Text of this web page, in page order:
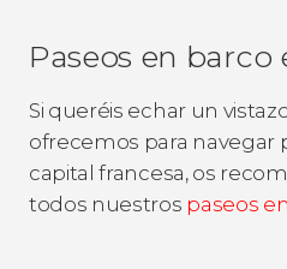
Paseos en barco
Si queréis echar un
ofrecemos para navegar
capital francesa, os
todos nuestros paseos